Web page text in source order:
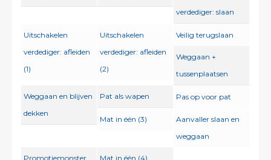
verdediger: slaan
Uitschakelen
verdediger: afleiden
(1)
Uitschakelen
verdediger: afleiden
(2)
Veilig terugslaan
Weggaan +
tussenplaatsen
Weggaan en blijven
dekken
Pat als wapen Pas op voor pat
Mat in één (3)
Aanvaller slaan en
weggaan
Promotiemonster Mat in één (4)